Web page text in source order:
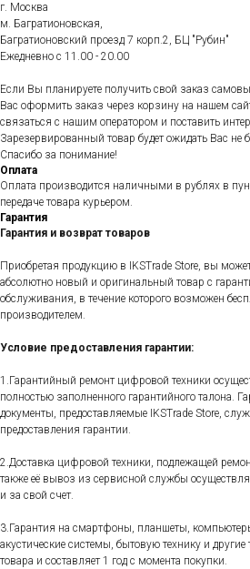
г. Москва
м. Багратионовская,
Багратионовский проезд 7 корп.2, БЦ "Рубин"
Ежедневно c 11.00 - 20.00
Если Вы планируете получить свой заказ
Вас оформить заказ через корзину на нашем
связаться с нашим оператором и поставить
Зарезервированный товар будет ожидать Вас не
Спасибо за понимание!
Оплата
Оплата производится наличными в рублях в
передаче товара курьером.
Гарантия
Гарантия и возврат товаров
Приобретая продукцию в IKSTrade Store, вы
абсолютно новый и оригинальный товар с
обслуживания, в течение которого возможен
производителем.
Условие предоставления гарантии:
1.Гарантийный ремонт цифровой техники
полностью заполненного гарантийного талона.
документы, предоставляемые IKSTrade Store,
предоставления гарантии.
2.Доставка цифровой техники, подлежащей
также её вывоз из сервисной службы
и за свой счет.
3.Гарантия на смартфоны, планшеты,
акустические системы, бытовую технику и
товара и составляет 1 год с момента покупки.